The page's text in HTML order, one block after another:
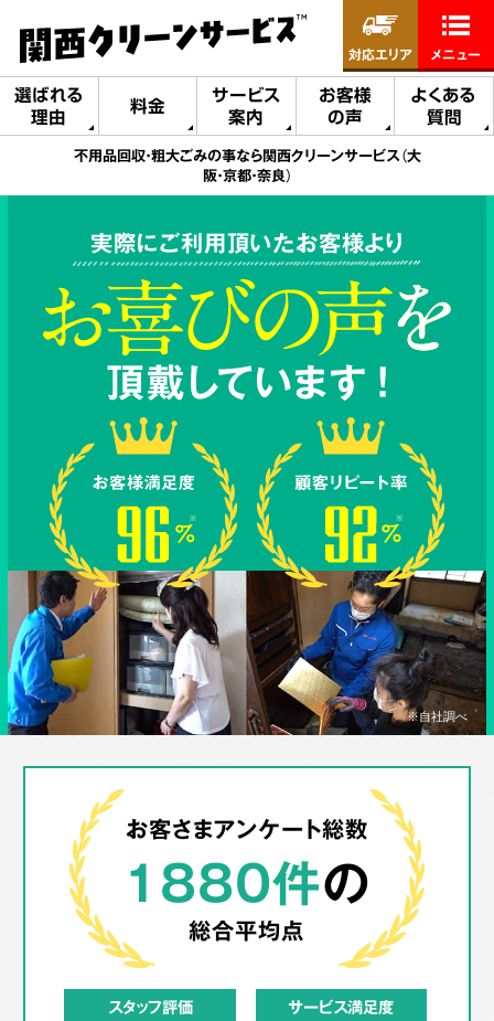
選ばれる
理由
料金
サービス
案内
お客様
の声
よくある
質問
対応エリア メニュー
不用品回収・粗大ごみの事なら関西クリーンサービス（大
阪・京都・奈良）
実際にご利用頂いたお客様より
※自社調べ
お客さまアンケート総数
1880件の
総合平均点
スタッフ評価 サービス満足度